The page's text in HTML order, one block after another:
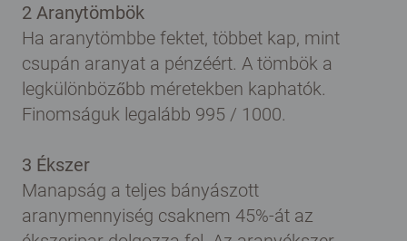
2 Aranytömbök
Ha aranytömbbe fektet, többet kap, mint
csupán aranyat a pénzéért. A tömbök a
legkülönbözőbb méretekben kaphatók.
Finomságuk legalább 995 / 1000.
3 Ékszer
Manapság a teljes bányászott
aranymennyiség csaknem 45%-át az